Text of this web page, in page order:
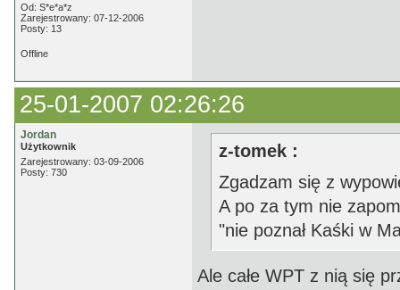
Od: S*e*a*z
Zarejestrowany: 07-12-2006
Posty: 13
Offline
25-01-2007 02:26:26
Jordan
Użytkownik
Zarejestrowany: 03-09-2006
Posty: 730
z-tomek :
Zgadzam się z
A po za tym nie
"nie poznał Kaśki w
Ale całe WPT z nią się